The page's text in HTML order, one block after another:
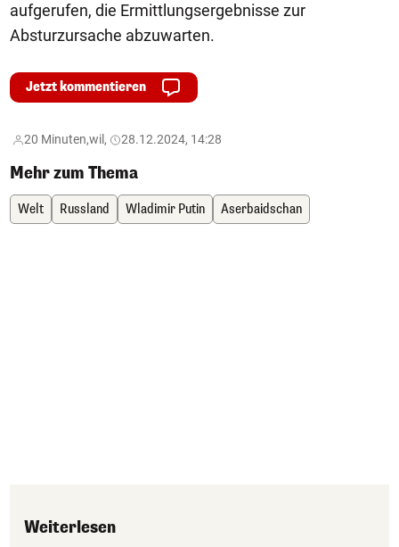
aufgerufen, die Ermittlungsergebnisse zur
Absturzursache abzuwarten.
Jetzt kommentieren
20 Minuten,wil, 28.12.2024, 14:28
Mehr zum Thema
Welt Russland Wladimir Putin Aserbaidschan
Weiterlesen